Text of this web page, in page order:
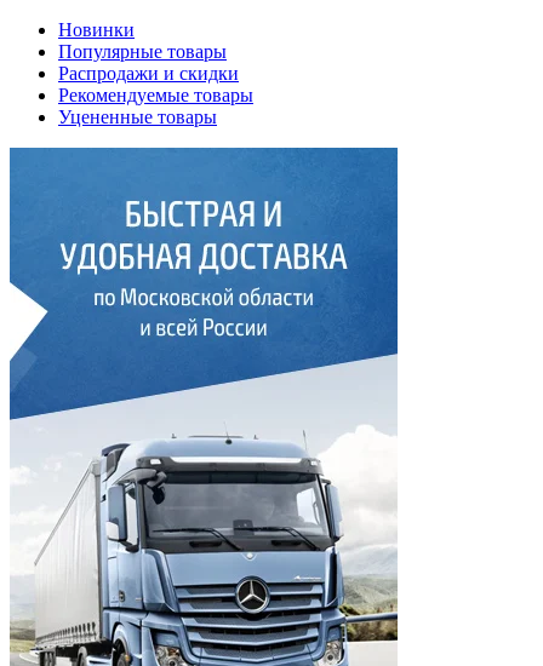
Новинки
Популярные товары
Распродажи и скидки
Рекомендуемые товары
Уцененные товары